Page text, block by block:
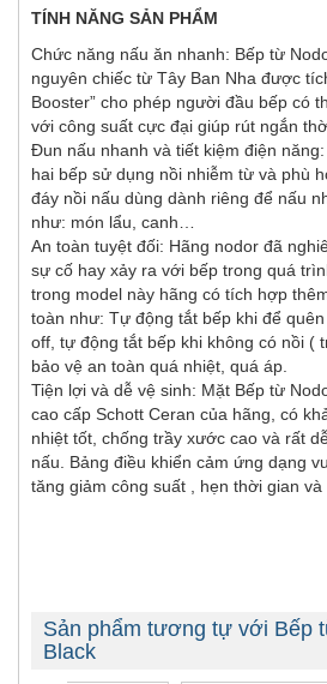
TÍNH NĂNG SẢN PHẨM
Chức năng nấu ăn nhanh: Bếp từ
nguyên chiếc từ Tây Ban Nha được
Booster” cho phép người đầu bếp có
với công suất cực đại giúp rút ngắn
Đun nấu nhanh và tiết kiệm điện
hai bếp sử dụng nồi nhiễm từ và phù
đáy nồi nấu dùng dành riêng để nấu
như: món lẩu, canh…
An toàn tuyệt đối: Hãng nodor đã
sự cố hay xảy ra với bếp trong quá
trong model này hãng có tích hợp
toàn như: Tự động tắt bếp khi để
off, tự động tắt bếp khi không có nồi (
bảo vệ an toàn quá nhiệt, quá áp.
Tiện lợi và dễ vệ sinh: Mặt Bếp từ
cao cấp Schott Ceran của hãng, có
nhiệt tốt, chống trầy xước cao và rất
nấu. Bảng điều khiển cảm ứng dạng
tăng giảm công suất , hẹn thời gian và
Sản phẩm tương tự với Bếp
Black